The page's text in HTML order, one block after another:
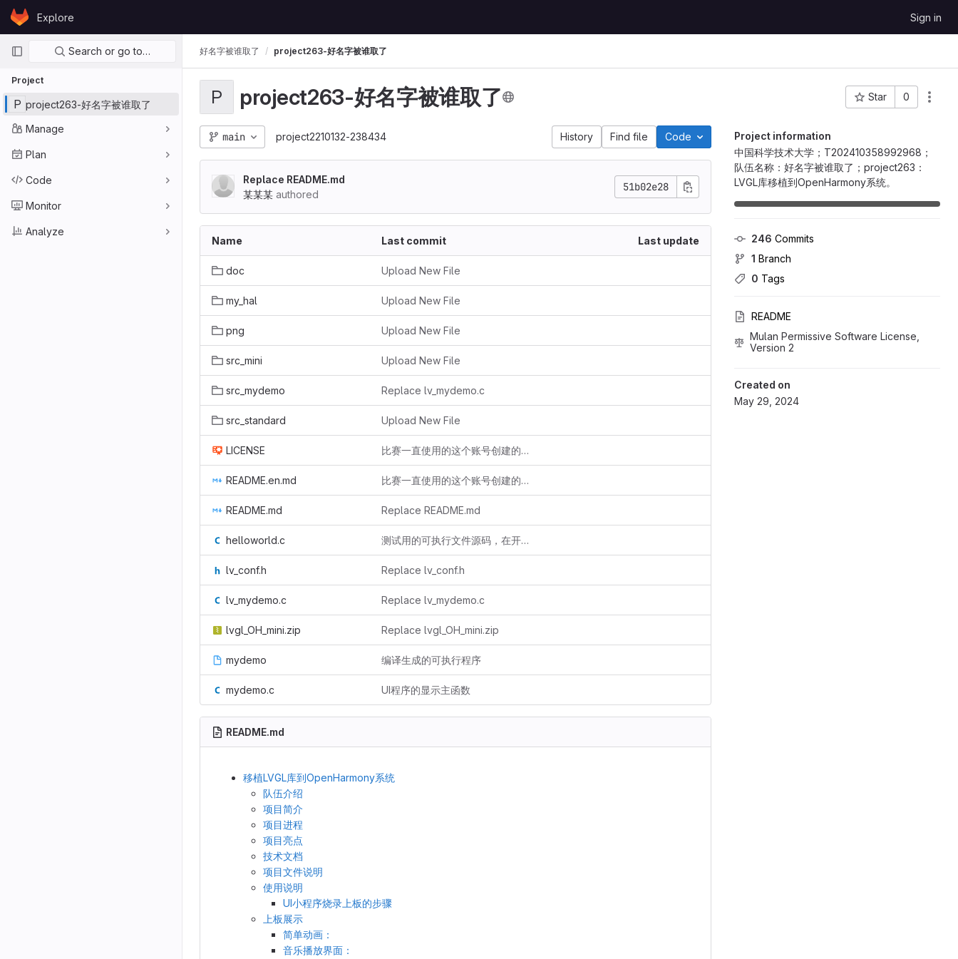
Skip to content
GitLabExplore Sign in
Primary navigation
Search or go to…
Project
P project263-好名字被谁取了
Manage
Plan
Code
Monitor
Analyze
好名字被谁取了 project263-好名字被谁取了
P project263-好名字被谁取了 Star 0
Project ID: 17702
Project information
中国科学技术大学；T202410358992968；
队伍名称：好名字被谁取了；project263：
LVGL库移植到OpenHarmony系统。
246 Commits
1 Branch
0 Tags
README
Mulan Permissive Software License,
Version 2
Created on
May 29, 2024
main project2210132-238434 History Find file Code
Replace README.md
某某某 authored
51b02e28
Name Last commit Last update
doc Upload New File
my_hal Upload New File
png Upload New File
src_mini Upload New File
src_mydemo Replace lv_mydemo.c
src_standard Upload New File
LICENSE 比赛一直使用的这个账号创建的另一个库，
README.en.md 比赛一直使用的这个账号创建的另一个库，
README.md Replace README.md
helloworld.c 测试用的可执行文件源码，在开发板上显示HelloWorld
lv_conf.h Replace lv_conf.h
lv_mydemo.c Replace lv_mydemo.c
lvgl_OH_mini.zip Replace lvgl_OH_mini.zip
mydemo 编译生成的可执行程序
mydemo.c UI程序的显示主函数
README.md
移植LVGL库到OpenHarmony系统
队伍介绍
项目简介
项目进程
项目亮点
技术文档
项目文件说明
使用说明
UI小程序烧录上板的步骤
上板展示
简单动画：
音乐播放界面：